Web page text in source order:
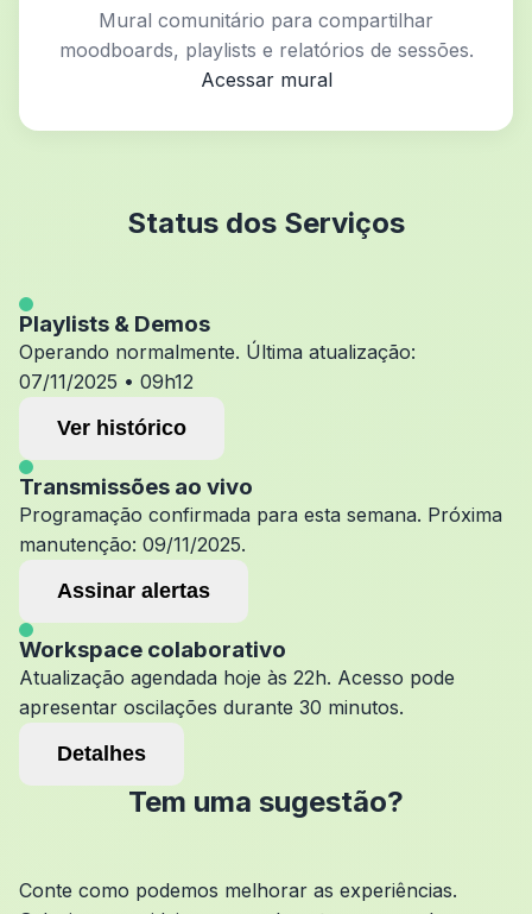
Mural comunitário para compartilhar
moodboards, playlists e relatórios de sessões.
Acessar mural
Status dos Serviços
Playlists & Demos
Operando normalmente. Última atualização:
07/11/2025 • 09h12
Ver histórico
Transmissões ao vivo
Programação confirmada para esta semana. Próxima
manutenção: 09/11/2025.
Assinar alertas
Workspace colaborativo
Atualização agendada hoje às 22h. Acesso pode
apresentar oscilações durante 30 minutos.
Detalhes
Tem uma sugestão?
Conte como podemos melhorar as experiências.